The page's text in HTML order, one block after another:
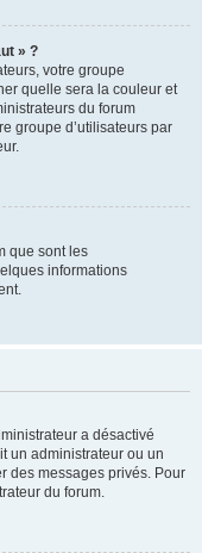
» ?
votre groupe
quelle sera la couleur et
du forum
groupe d’utilisateurs par
que sont les
informations
a désactivé
un administrateur ou un
des messages privés. Pour
du forum.